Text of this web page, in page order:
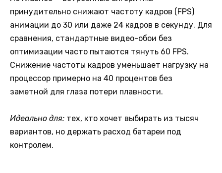
принудительно снижают частоту кадров (FPS)
анимации до 30 или даже 24 кадров в секунду. Для
сравнения, стандартные видео-обои без
оптимизации часто пытаются тянуть 60 FPS.
Снижение частоты кадров уменьшает нагрузку на
процессор примерно на 40 процентов без
заметной для глаза потери плавности.
Идеально для: тех, кто хочет выбирать из тысяч
вариантов, но держать расход батареи под
контролем.